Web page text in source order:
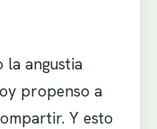
la angustia
propenso a
Y esto